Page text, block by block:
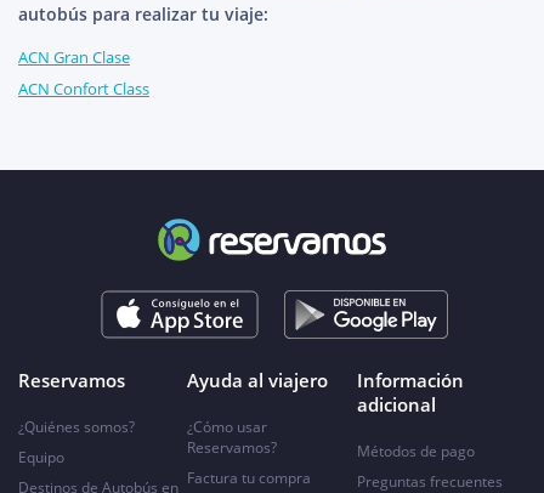
autobús para realizar tu viaje:
ACN Gran Clase
ACN Confort Class
Reservamos
¿Quiénes somos?
Equipo
Destinos de Autobús en
Ayuda al viajero
¿Cómo usar
Reservamos?
Factura tu compra
Información
adicional
Métodos de pago
Preguntas frecuentes